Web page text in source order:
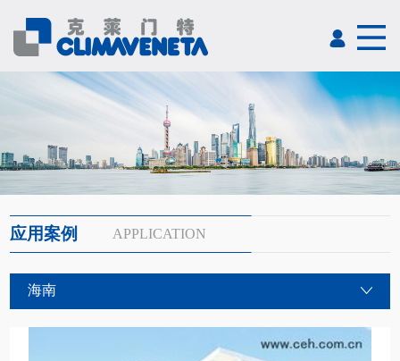
应用案例 APPLICATION
海南